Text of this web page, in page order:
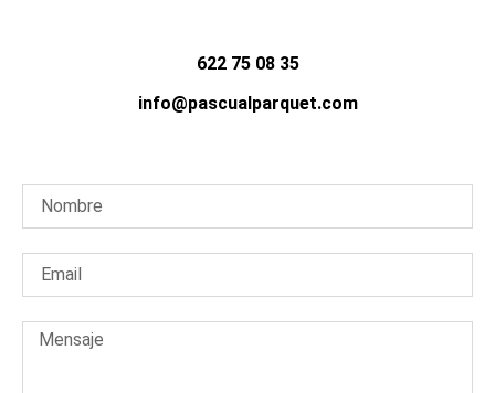
622 75 08 35
info@pascualparquet.com